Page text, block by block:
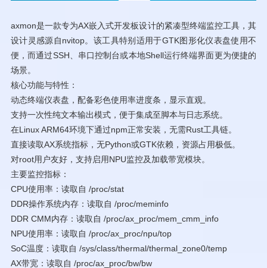
axmon是一款专为AX嵌入式开发板设计的紧凑型终端监控工具，其
设计灵感源自nvitop。该工具特别适用于GTK图形化仪表盘使用不
便，而通过SSH、串口控制台或本地Shell运行终端界面更为便捷的
场景。
核心功能与特性：
动态终端仪表盘，配备彩色使用率进度条，显示直观。
支持一次性纯文本输出模式，便于集成至脚本与日志系统。
在Linux ARM64环境下通过npm正常安装，无需Rust工具链。
直接读取AX系统指标，无Python或GTK依赖，资源占用极低。
对root用户友好，支持启用NPU监控及加载带宽模块。
主要监控指标：
CPU使用率：读取自 /proc/stat
DDR操作系统内存：读取自 /proc/meminfo
DDR CMM内存：读取自 /proc/ax_proc/mem_cmm_info
NPU使用率：读取自 /proc/ax_proc/npu/top
SoC温度：读取自 /sys/class/thermal/thermal_zone0/temp
AX带宽：读取自 /proc/ax_proc/bw/bw